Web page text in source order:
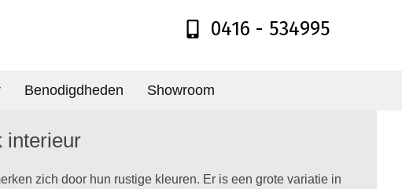
0416 - 534995
Benodigdheden Showroom
interieur
zich door hun rustige kleuren. Er is een grote variatie in